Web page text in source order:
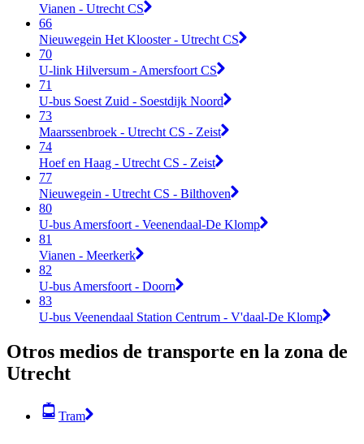
Vianen - Utrecht CS
66
Nieuwegein Het Klooster - Utrecht CS
70
U-link Hilversum - Amersfoort CS
71
U-bus Soest Zuid - Soestdijk Noord
73
Maarssenbroek - Utrecht CS - Zeist
74
Hoef en Haag - Utrecht CS - Zeist
77
Nieuwegein - Utrecht CS - Bilthoven
80
U-bus Amersfoort - Veenendaal-De Klomp
81
Vianen - Meerkerk
82
U-bus Amersfoort - Doorn
83
U-bus Veenendaal Station Centrum - V'daal-De Klomp
Otros medios de transporte en la zona de
Utrecht
Tram